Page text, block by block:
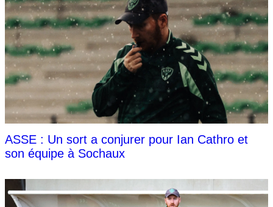
ASSE : Un sort a conjurer pour Ian Cathro et
son équipe à Sochaux